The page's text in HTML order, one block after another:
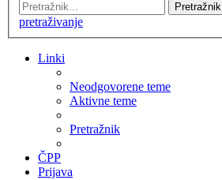
Pretražnik
pretraživanje
Linki
Neodgovorene teme
Aktivne teme
Pretražnik
ČPP
Prijava